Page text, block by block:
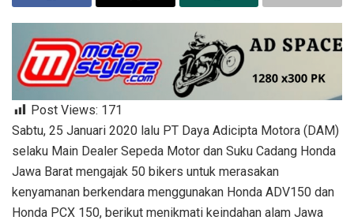
Post Views: 171
Sabtu, 25 Januari 2020 lalu PT Daya Adicipta Motora (DAM)
selaku Main Dealer Sepeda Motor dan Suku Cadang Honda
Jawa Barat mengajak 50 bikers untuk merasakan
kenyamanan berkendara menggunakan Honda ADV150 dan
Honda PCX 150, berikut menikmati keindahan alam Jawa